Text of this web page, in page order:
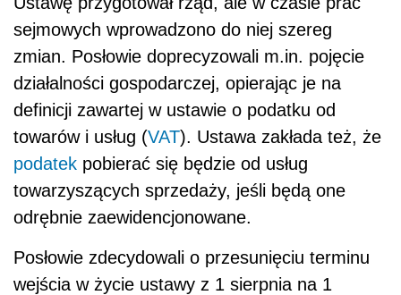
sejmowych wprowadzono do niej szereg
zmian. Posłowie doprecyzowali m.in. pojęcie
działalności gospodarczej, opierając je na
definicji zawartej w ustawie o podatku od
towarów i usług (VAT). Ustawa zakłada też, że
podatek pobierać się będzie od usług
towarzyszących sprzedaży, jeśli będą one
odrębnie zaewidencjonowane.
Posłowie zdecydowali o przesunięciu terminu
wejścia w życie ustawy z 1 sierpnia na 1